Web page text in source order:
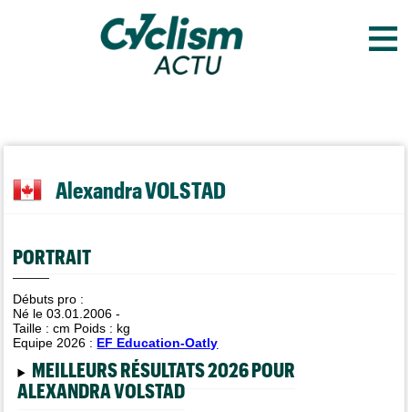
≡
Alexandra VOLSTAD
PORTRAIT
Débuts pro :
Né le 03.01.2006 -
Taille :cm Poids : kg
Equipe 2026 : EF Education-Oatly
MEILLEURS RÉSULTATS 2026 POUR
ALEXANDRA VOLSTAD